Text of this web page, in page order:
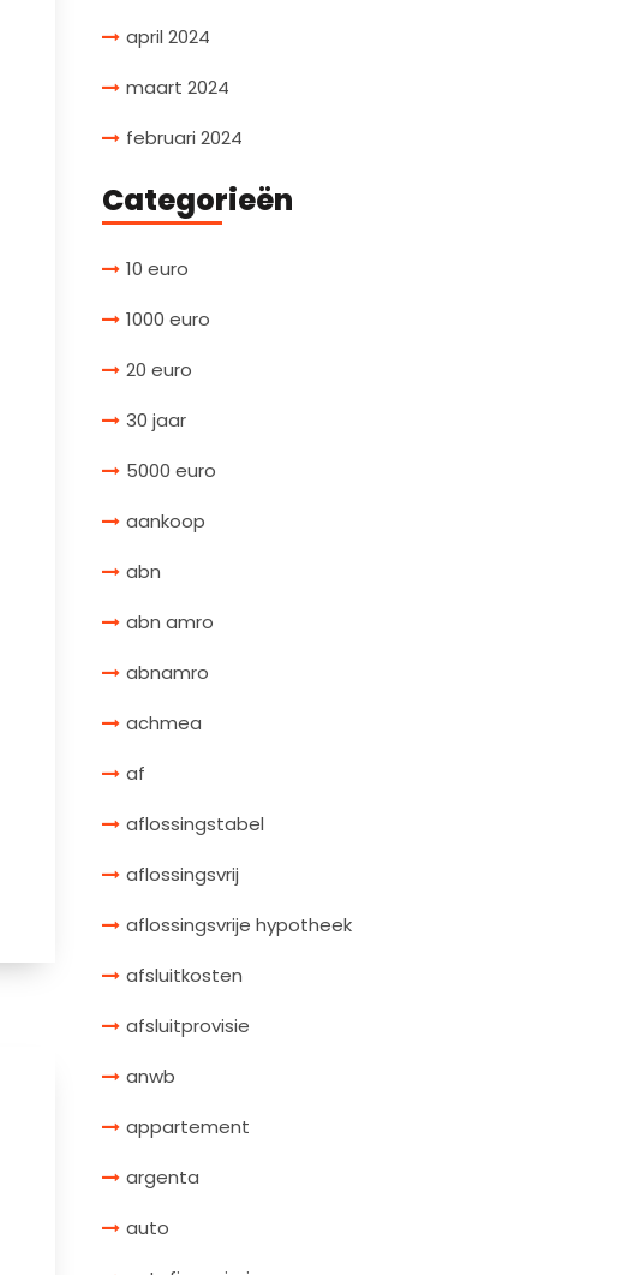
april 2024
maart 2024
februari 2024
Categorieën
10 euro
1000 euro
20 euro
30 jaar
5000 euro
aankoop
abn
abn amro
abnamro
achmea
af
aflossingstabel
aflossingsvrij
aflossingsvrije hypotheek
afsluitkosten
afsluitprovisie
anwb
appartement
argenta
auto